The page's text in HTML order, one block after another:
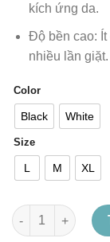
kích ứng da.
Độ bền cao: Ít
nhiều lần giặt.
Color
Black White
Size
L M XL
Meaning số